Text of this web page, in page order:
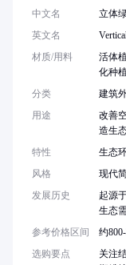
中文名
立体
英文名
材质/用料
活体
化种
分类
建筑
用途
改善
造生
特性
生态
风格
现代
发展历史
起源
生态
参考价格区间
约
选购要点
关注